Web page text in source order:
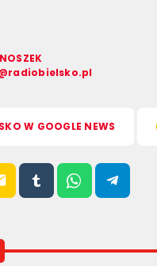
W GOOGLE NEWS